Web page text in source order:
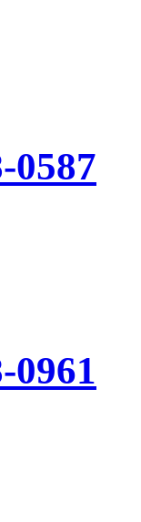
0587
0961